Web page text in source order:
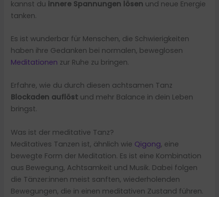
kannst du innere Spannungen lösen und neue Energie
tanken.
Es ist wunderbar für Menschen, die Schwierigkeiten
haben ihre Gedanken bei normalen, beweglosen
Meditationen zur Ruhe zu bringen.
Erfahre, wie du durch diesen achtsamen Tanz
Blockaden auflöst und mehr Balance in dein Leben
bringst.
Was ist der meditative Tanz?
Meditatives Tanzen ist, ähnlich wie Qigong, eine
bewegte Form der Meditation. Es ist eine Kombination
aus Bewegung, Achtsamkeit und Musik. Dabei folgen
die Tänzer:innen meist sanften, wiederholenden
Bewegungen, die in einen meditativen Zustand führen.